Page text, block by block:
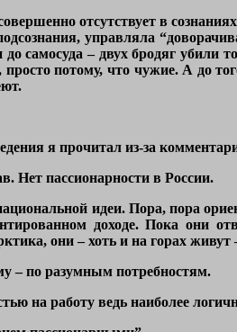
отсутствует в
управляла
самосуда – двух бродяг убили
просто потому, что чужие. А до
я прочитал из-за
Нет пассионарности в России.
идеи. Пора, пора
доходе. Пока они
они – хоть и на горах
– по разумным потребностям.
на работу ведь наиболее